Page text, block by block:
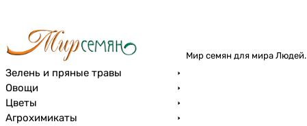
Мир семян для мира Людей.
Зелень и пряные травы
Овощи
Цветы
Агрохимикаты